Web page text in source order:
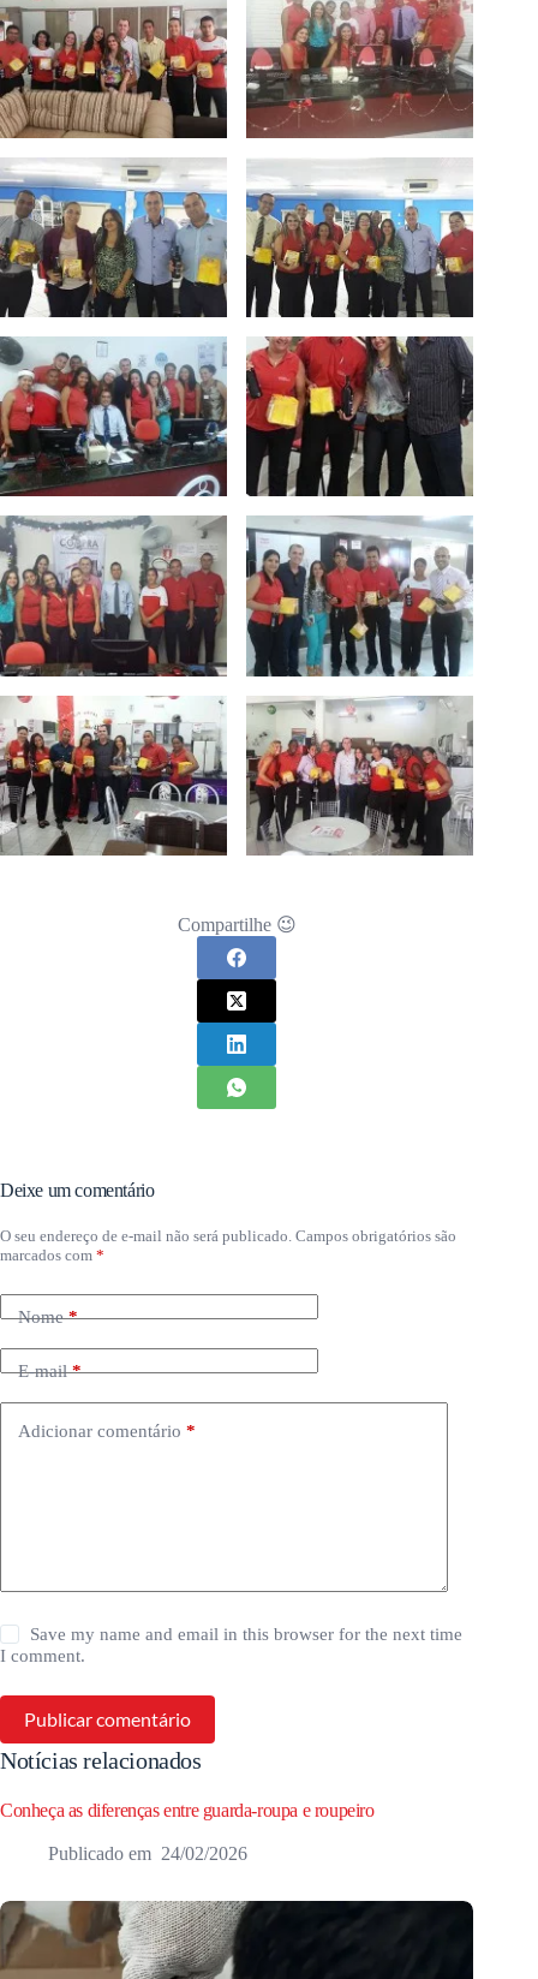
Compartilhe 😉
Deixe um comentário
O seu endereço de e-mail não será publicado. Campos obrigatórios são
marcados com *
Nome*
E-mail*
Adicionar comentário *
Save my name and email in this browser for the next time
I comment.
Publicar comentário
Notícias relacionados
Conheça as diferenças entre guarda-roupa e roupeiro
24/02/2026